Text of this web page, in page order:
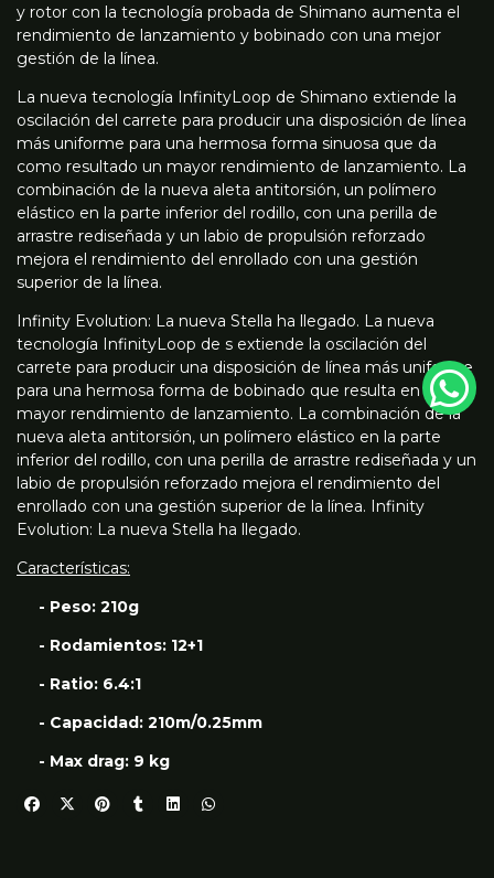
y rotor con la tecnología probada de Shimano aumenta el
rendimiento de lanzamiento y bobinado con una mejor
gestión de la línea.
La nueva tecnología InfinityLoop de Shimano extiende la
oscilación del carrete para producir una disposición de línea
más uniforme para una hermosa forma sinuosa que da
como resultado un mayor rendimiento de lanzamiento. La
combinación de la nueva aleta antitorsión, un polímero
elástico en la parte inferior del rodillo, con una perilla de
arrastre rediseñada y un labio de propulsión reforzado
mejora el rendimiento del enrollado con una gestión
superior de la línea.
Infinity Evolution: La nueva Stella ha llegado. La nueva
tecnología InfinityLoop de s extiende la oscilación del
carrete para producir una disposición de línea más uniforme
para una hermosa forma de bobinado que resulta en un
mayor rendimiento de lanzamiento. La combinación de la
nueva aleta antitorsión, un polímero elástico en la parte
inferior del rodillo, con una perilla de arrastre rediseñada y un
labio de propulsión reforzado mejora el rendimiento del
enrollado con una gestión superior de la línea. Infinity
Evolution: La nueva Stella ha llegado.
Características:
- Peso: 210g
- Rodamientos: 12+1
- Ratio: 6.4:1
- Capacidad: 210m/0.25mm
- Max drag: 9 kg